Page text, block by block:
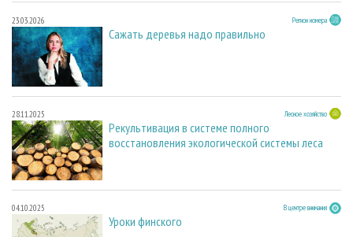
23.03.2026 Регион номера
Сажать деревья надо правильно
28.11.2025 Лесное хозяйство
Рекультивация в системе полного
восстановления экологической системы леса
04.10.2025 В центре внимания
Уроки финского